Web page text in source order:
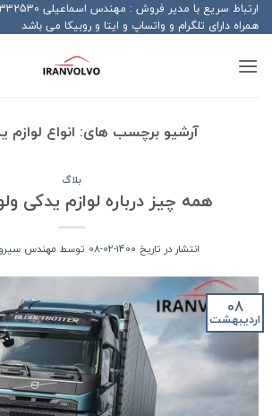
Skip
to
content
همراه دارای تلگرام و واتساپ و ایتا و روبیکا می باشد
آرشیو برچسب های: انواع
بلاگ
همه چیز درباره لوازم یدکی
انتشار در تاریخ 1400-02-08 توسط مهندس
08
اردیبهشت